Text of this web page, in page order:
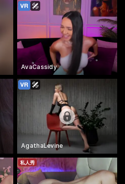
AvaCassidy
AgathaLevine
私人秀